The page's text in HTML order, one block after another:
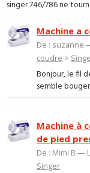
singer 746/786 ne
Machine a
De : suzanne
coudre >
Bonjour, le fil
semble bouger
Machine à
de pied
De : Mimi B —
Singer